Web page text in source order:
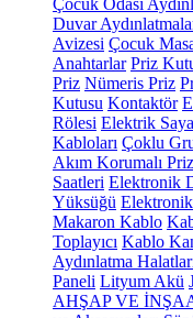
Çocuk Odası
Duvar
Avizesi Çocuk
Anahtarlar Priz
Priz Nümeris Priz
Kutusu Kontaktör
Rölesi Elektrik
Kabloları Çoklu
Akım Korumalı Priz
Saatleri Elektronik
Yüksüğü
Makaron Kablo
Toplayıcı Kablo
Aydınlatma
Paneli Lityum Akü
AHŞAP VE